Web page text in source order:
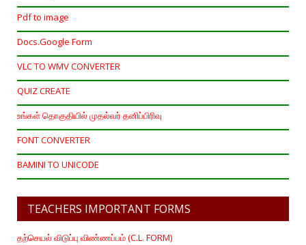
Pdf to image
Docs.Google Form
VLC TO WMV CONVERTER
QUIZ CREATE
உங்கள் தொகுதியில் முதல்வர் தனிப்பிரிவு
FONT CONVERTER
BAMINI TO UNICODE
TEACHERS IMPORTANT FORMS
தற்செயல் விடுப்பு விண்ணப்பம் (C.L. FORM)